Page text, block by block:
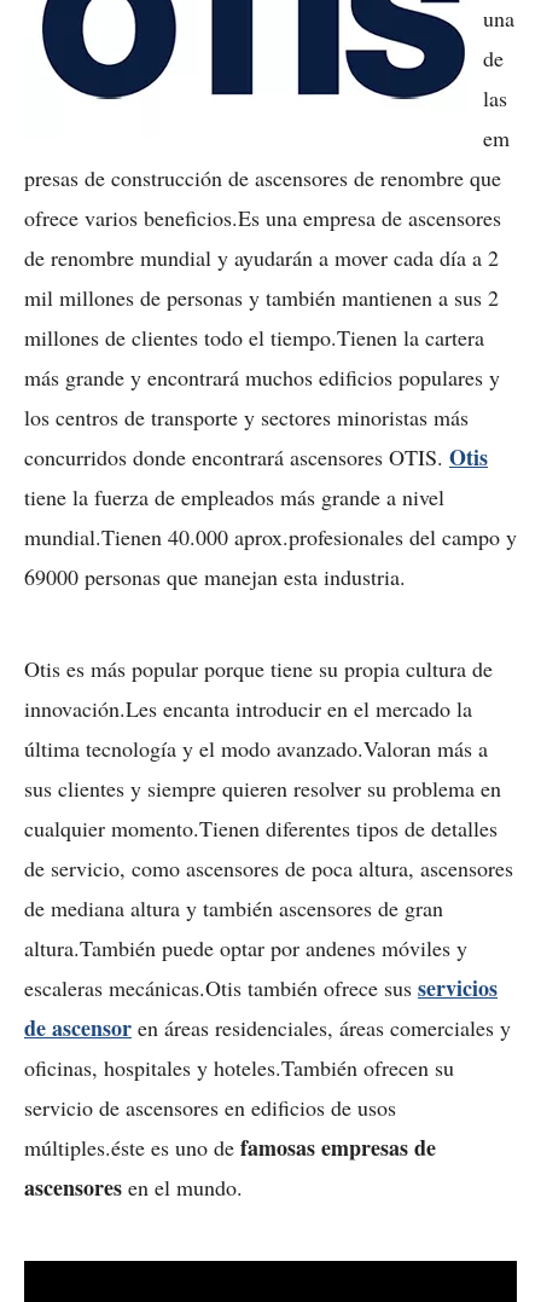
una
de
las
em
presas de construcción de ascensores de renombre que
ofrece varios beneficios.Es una empresa de ascensores
de renombre mundial y ayudarán a mover cada día a 2
mil millones de personas y también mantienen a sus 2
millones de clientes todo el tiempo.Tienen la cartera
más grande y encontrará muchos edificios populares y
los centros de transporte y sectores minoristas más
concurridos donde encontrará ascensores OTIS. Otis
tiene la fuerza de empleados más grande a nivel
mundial.Tienen 40.000 aprox.profesionales del campo y
69000 personas que manejan esta industria.
Otis es más popular porque tiene su propia cultura de
innovación.Les encanta introducir en el mercado la
última tecnología y el modo avanzado.Valoran más a
sus clientes y siempre quieren resolver su problema en
cualquier momento.Tienen diferentes tipos de detalles
de servicio, como ascensores de poca altura, ascensores
de mediana altura y también ascensores de gran
altura.También puede optar por andenes móviles y
escaleras mecánicas.Otis también ofrece sus servicios
de ascensor en áreas residenciales, áreas comerciales y
oficinas, hospitales y hoteles.También ofrecen su
servicio de ascensores en edificios de usos
múltiples.éste es uno de famosas empresas de
ascensores en el mundo.